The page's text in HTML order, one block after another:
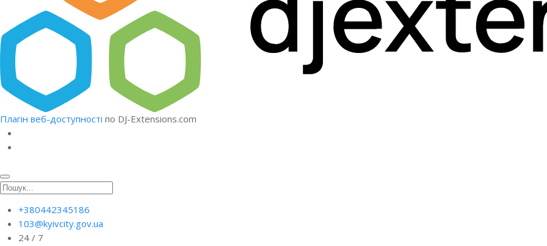
Плагін веб-доступності по DJ-Extensions.com
+380442345186
103@kyivcity.gov.ua
24 / 7